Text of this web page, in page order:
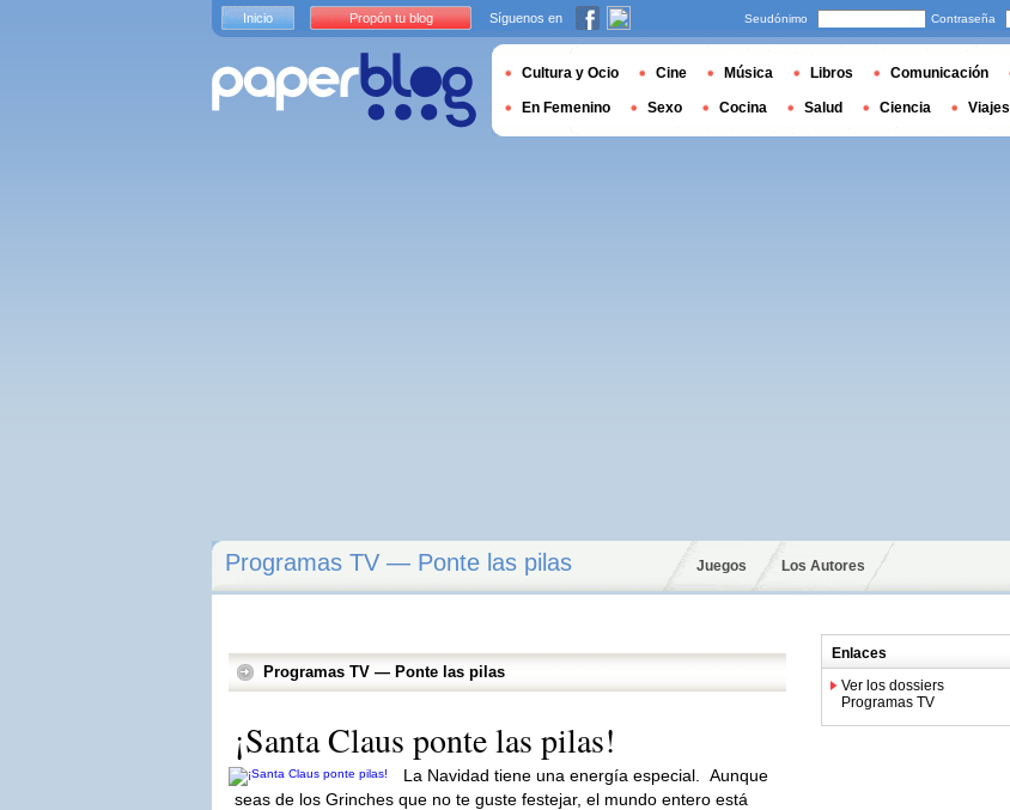
Programas TV — Ponte las pilas Juegos Los Autores
Programas TV — Ponte las pilas
¡Santa Claus ponte las pilas!
La Navidad tiene una energía especial. Aunque
seas de los Grinches que no te guste festejar, el mundo entero está
Enlaces
Ver los dossiers
Programas TV
Inicio Propón tu blog Síguenos en Seudónimo Contraseña
Cultura y Ocio Cine Música Libros Comunicación
En Femenino Sexo Cocina Salud Ciencia Viajes